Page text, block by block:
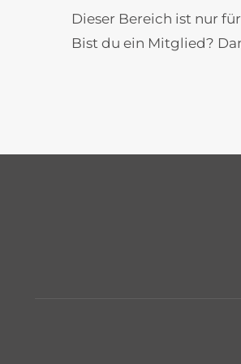
Dieser Bereich ist nur
Bist du ein Mitglied?